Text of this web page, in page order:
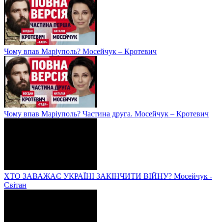
Чому впав Маріуполь? Мосейчук – Кротевич
Чому впав Маріуполь? Частина друга. Мосейчук – Кротевич
ХТО ЗАВАЖАЄ УКРАЇНІ ЗАКІНЧИТИ ВІЙНУ? Мосейчук -
Світан